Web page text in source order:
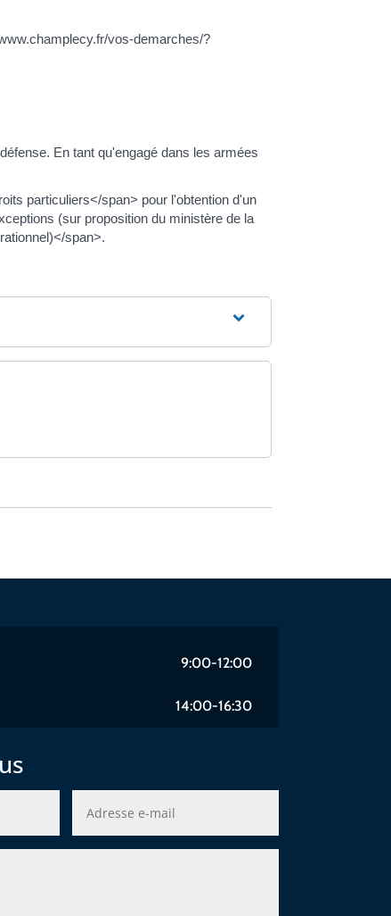
vos-demarches/?
En tant qu'engagé dans les armées
particuliers</span> pour l'obtention d'un
(sur proposition du ministère de la
span>.
9:00-12:00
14:00-16:30